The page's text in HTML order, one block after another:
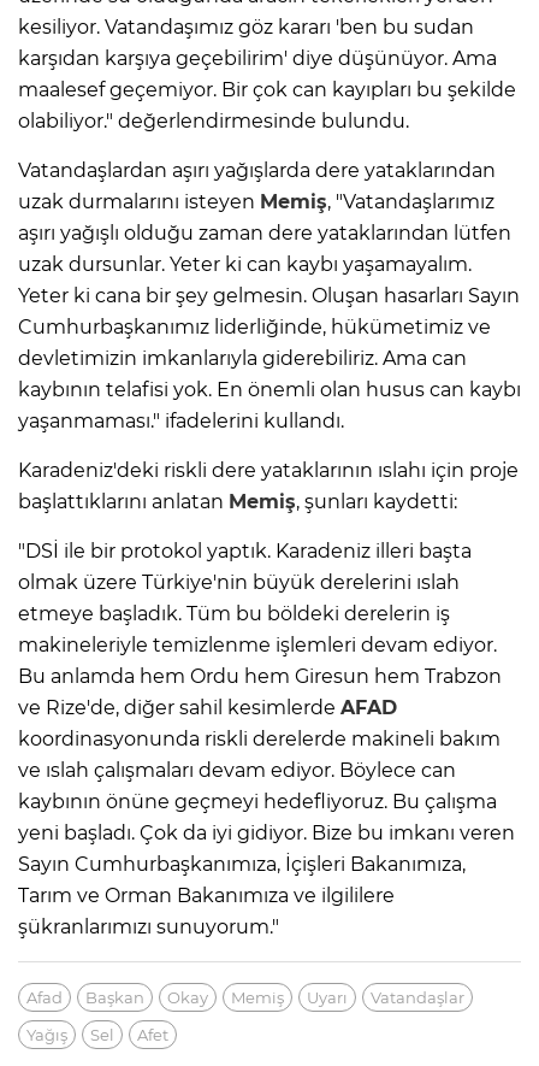
kesiliyor. Vatandaşımız göz kararı 'ben bu sudan
karşıdan karşıya geçebilirim' diye düşünüyor. Ama
maalesef geçemiyor. Bir çok can kayıpları bu şekilde
olabiliyor." değerlendirmesinde bulundu.
Vatandaşlardan aşırı yağışlarda dere yataklarından
uzak durmalarını isteyen Memiş, "Vatandaşlarımız
aşırı yağışlı olduğu zaman dere yataklarından lütfen
uzak dursunlar. Yeter ki can kaybı yaşamayalım.
Yeter ki cana bir şey gelmesin. Oluşan hasarları Sayın
Cumhurbaşkanımız liderliğinde, hükümetimiz ve
devletimizin imkanlarıyla giderebiliriz. Ama can
kaybının telafisi yok. En önemli olan husus can kaybı
yaşanmaması." ifadelerini kullandı.
Karadeniz'deki riskli dere yataklarının ıslahı için proje
başlattıklarını anlatan Memiş, şunları kaydetti:
"DSİ ile bir protokol yaptık. Karadeniz illeri başta
olmak üzere Türkiye'nin büyük derelerini ıslah
etmeye başladık. Tüm bu böldeki derelerin iş
makineleriyle temizlenme işlemleri devam ediyor.
Bu anlamda hem Ordu hem Giresun hem Trabzon
ve Rize'de, diğer sahil kesimlerde AFAD
koordinasyonunda riskli derelerde makineli bakım
ve ıslah çalışmaları devam ediyor. Böylece can
kaybının önüne geçmeyi hedefliyoruz. Bu çalışma
yeni başladı. Çok da iyi gidiyor. Bize bu imkanı veren
Sayın Cumhurbaşkanımıza, İçişleri Bakanımıza,
Tarım ve Orman Bakanımıza ve ilgililere
şükranlarımızı sunuyorum."
Afad Başkan Okay Memiş Uyarı
Vatandaşlar
Yağış
Sel Afet